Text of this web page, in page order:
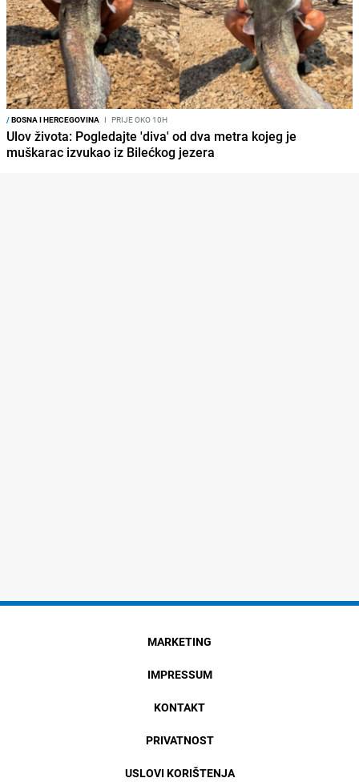
/BOSNA I HERCEGOVINA I PRIJE OKO 10H
Ulov života: Pogledajte 'diva' od dva metra kojeg je
muškarac izvukao iz Bilećkog jezera
MARKETING
IMPRESSUM
KONTAKT
PRIVATNOST
USLOVI KORIŠTENJA